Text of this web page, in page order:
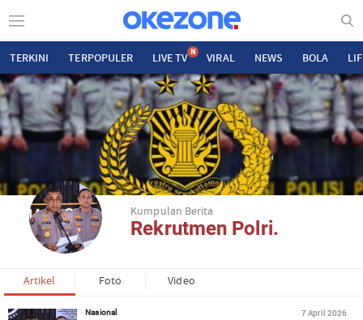
TERKINI TERPOPULER LIVE TV N VIRAL NEWS BOLA
Kumpulan Berita
Rekrutmen Polri.
Artikel Foto Video
Nasional 7 April 2026